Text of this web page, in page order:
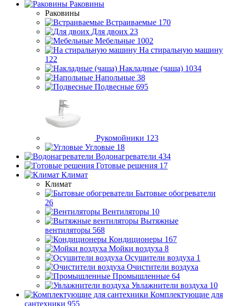
Раковины
Раковины
Встраиваемые 170
Для двоих 23
Мебельные 1002
На стиральную машину
122
Накладные (чаша) 1034
Напольные 38
Подвесные 695
Рукомойники 123
Угловые 18
Водонагреватели 434
Готовые решения 17
Климат
Климат
Бытовые обогреватели
26
Вентиляторы 10
Вытяжные
вентиляторы 568
Кондиционеры 167
Мойки воздуха 8
Осушители воздуха 1
Очистители воздуха
Промышленные 64
Увлажнители воздуха 10
Комплектующие для
сантехники 955